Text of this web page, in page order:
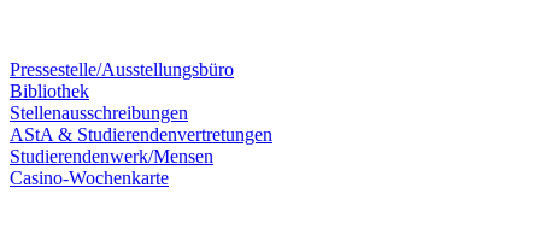
Pressestelle/Ausstellungsbüro
Bibliothek
Stellenausschreibungen
AStA & Studierendenvertretungen
Studierendenwerk/Mensen
Casino-Wochenkarte